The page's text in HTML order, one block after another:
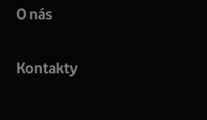
COMPAL CH7465VF
silný signál pro celou domácnost.
O nás
Kontakty